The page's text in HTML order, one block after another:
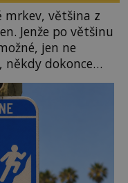
mrkev, většina z
Jenže po většinu
jen ne
někdy dokonce
pečlivého
které si českou
Její příběh je